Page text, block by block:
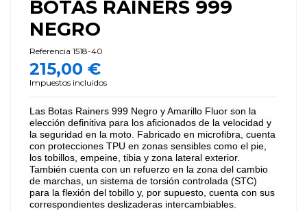
BOTAS RAINERS 999
NEGRO
Referencia 1518-40
215,00 €
Impuestos incluidos
Las Botas Rainers 999 Negro y Amarillo Fluor son la
elección definitiva para los aficionados de la velocidad y
la seguridad en la moto. Fabricado en microfibra, cuenta
con protecciones TPU en zonas sensibles como el pie,
los tobillos, empeine, tibia y zona lateral exterior.
También cuenta con un refuerzo en la zona del cambio
de marchas, un sistema de torsión controlada (STC)
para la flexión del tobillo y, por supuesto, cuenta con sus
correspondientes deslizaderas intercambiables.